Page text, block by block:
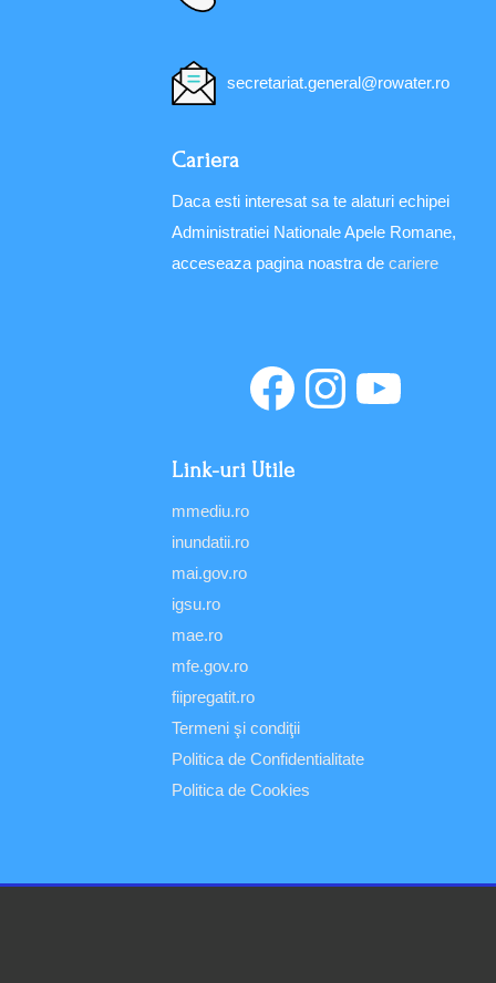
secretariat.general@rowater.ro
Cariera
Daca esti interesat sa te alaturi echipei
Administratiei Nationale Apele Romane,
acceseaza pagina noastra de cariere
Link-uri Utile
mmediu.ro
inundatii.ro
mai.gov.ro
igsu.ro
mae.ro
mfe.gov.ro
fiipregatit.ro
Termeni şi condiţii
Politica de Confidentialitate
Politica de Cookies